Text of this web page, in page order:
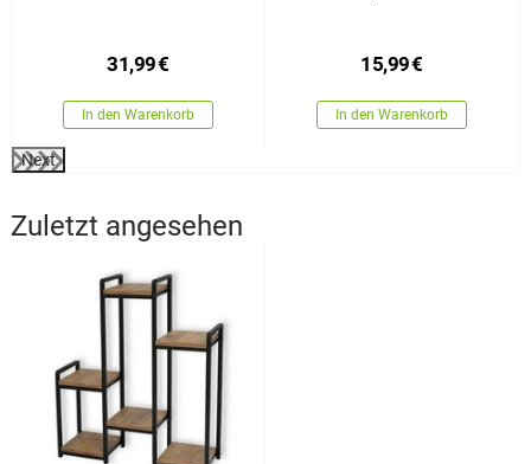
31,99€
In den Warenkorb
15,99€
In den Warenkorb
Next
Zuletzt angesehen